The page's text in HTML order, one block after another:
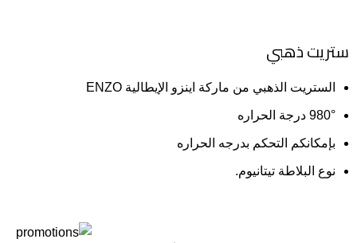
ستريت ذهبي
الستريت الذهبي من ماركة اينزو الإيطالية ENZO
980° درجة الحراره
بإمكانكم التحكم بدرجه الحراره
نوع البلاطة تيتانيوم.